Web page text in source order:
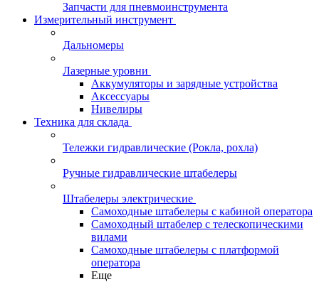
Запчасти для пневмоинструмента
Измерительный инструмент
Дальномеры
Лазерные уровни
Аккумуляторы и зарядные устройства
Аксессуары
Нивелиры
Техника для склада
Тележки гидравлические (Рокла, рохла)
Ручные гидравлические штабелеры
Штабелеры электрические
Самоходные штабелеры с кабиной оператора
Самоходный штабелер с телескопическими
вилами
Самоходные штабелеры с платформой
оператора
Еще